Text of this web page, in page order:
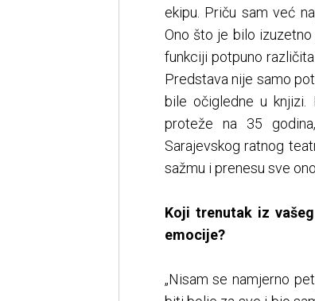
ekipu. Priču sam već
Ono što je bilo
funkciji potpuno
Predstava nije samo
bile očigledne u
proteže na 35
Sarajevskog ratnog
sažmu i prenesu sve
Koji trenutak iz
emocije?
„Nisam se namjerno